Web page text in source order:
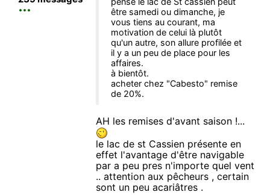
être samedi ou dimanche, je
vous tiens au courant, ma
motivation de celui là plutôt
qu'un autre, son allure profilée et
il y a un peu de place pour les
affaires.
à bientôt.
acheter chez "Cabesto" remise
de 20%.
AH les remises d'avant saison !...
le lac de st Cassien présente en
effet l'avantage d'être navigable
par a peu pres n'importe quel vent
.. attention aux pêcheurs , certain
sont un peu acariâtres .